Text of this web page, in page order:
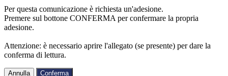
Per questa comunicazione è richiesta un'adesione.
Premere sul bottone CONFERMA per confermare la propria
adesione.
Attenzione: è necessario aprire l'allegato (se presente) per dare la
conferma di lettura.
Annulla Conferma